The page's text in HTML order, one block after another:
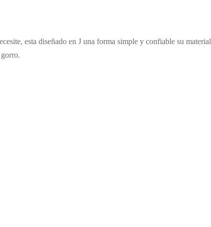
esta diseñado en J una forma simple y confiable su